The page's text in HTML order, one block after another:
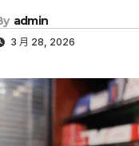
admin
3 月 28, 2026